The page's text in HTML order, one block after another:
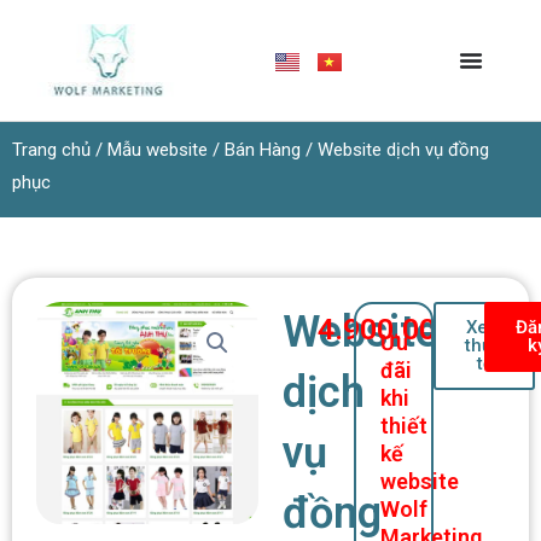
dung
Trang chủ / Mẫu website / Bán Hàng / Website dịch vụ đồng
phục
Website
dịch
vụ
đồng
4.900.000 ₫
Ưu
đãi
khi
thiết
kế
website
Wolf
Xem
thực
tế